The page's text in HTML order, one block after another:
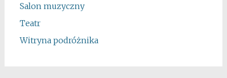
Salon muzyczny
Teatr
Witryna podróżnika